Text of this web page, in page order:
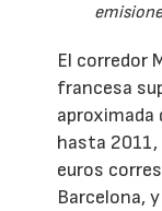
El corredor
francesa
aproximada
hasta 2011,
euros
Barcelona,